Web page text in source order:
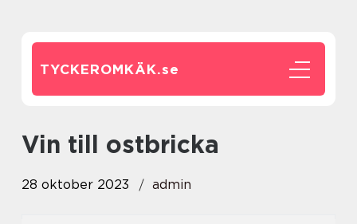
TYCKEROMKÄK.se
vin till ostbricka
28 oktober 2023 admin